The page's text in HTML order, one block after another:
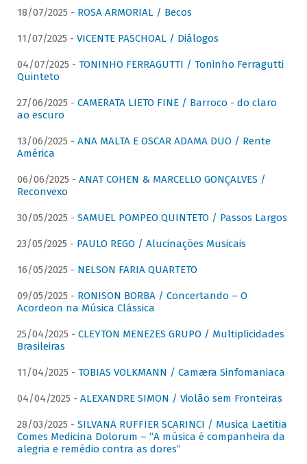
18/07/2025 - ROSA ARMORIAL / Becos
11/07/2025 - VICENTE PASCHOAL / Diálogos
04/07/2025 - TONINHO FERRAGUTTI / Toninho Ferragutti
Quinteto
27/06/2025 - CAMERATA LIETO FINE / Barroco - do claro
ao escuro
13/06/2025 - ANA MALTA E OSCAR ADAMA DUO / Rente
América
06/06/2025 - ANAT COHEN & MARCELLO GONÇALVES /
Reconvexo
30/05/2025 - SAMUEL POMPEO QUINTETO / Passos Largos
23/05/2025 - PAULO REGO / Alucinações Musicais
16/05/2025 - NELSON FARIA QUARTETO
09/05/2025 - RONISON BORBA / Concertando – O
Acordeon na Música Clássica
25/04/2025 - CLEYTON MENEZES GRUPO / Multiplicidades
Brasileiras
11/04/2025 - TOBIAS VOLKMANN / Camæra Sinfomaniaca
04/04/2025 - ALEXANDRE SIMON / Violão sem Fronteiras
28/03/2025 - SILVANA RUFFIER SCARINCI / Musica Laetitia
Comes Medicina Dolorum – “A música é companheira da
alegria e remédio contra as dores”